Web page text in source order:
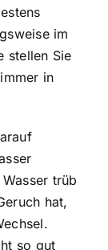
im
stellen Sie
in
trüb
hat,
so gut